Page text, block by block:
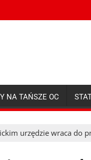
NA TAŃSZE OC
urzędzie wraca do